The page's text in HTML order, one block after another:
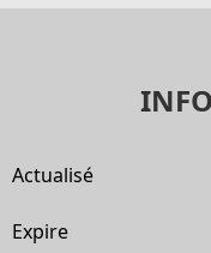
Actualisé
Expire